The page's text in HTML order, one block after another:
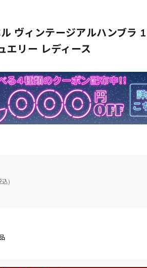
ヴィンテージアルハンブラ
エリー レディース
込)